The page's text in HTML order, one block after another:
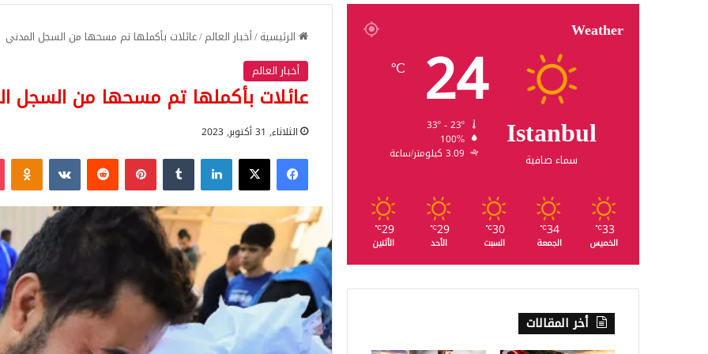
الرئيسية/أخبار العالم/عائلات بأكملها تم مسحها من السجل المدني
أخبار العالم
عائلات بأكملها تم مسحها من السجل
الثلاثاء, 31 أكتوبر, 2023
فيسبوك‫X لينكدإن بينتيريست
Weather
Istanbul
سماء صافية
24
℃
100%
3.09 كيلومتر/ساعة
33
℃
الخميس
34
℃
الجمعة
30
℃
السبت
29
℃
الأحد
29
℃
الأثنين
أخر المقالات